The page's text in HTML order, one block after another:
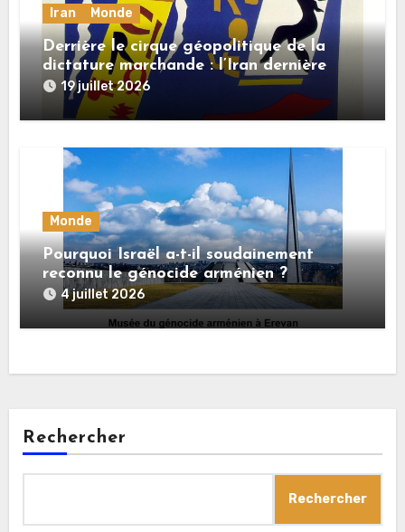
Iran Monde
Derrière le cirque géopolitique de la
dictature marchande : l’Iran dernière
dupe en date
19 juillet 2026
Monde
Pourquoi Israël a-t-il soudainement
reconnu le génocide arménien ?
4 juillet 2026
Rechercher
Rechercher